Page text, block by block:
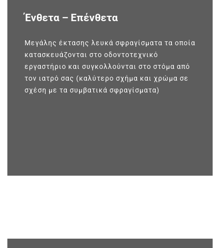
Ένθετα – Επένθετα
Μεγάλης έκτασης λευκά σφραγίσματα τα οποία
κατασκευάζονται στο οδοντοτεχνικό
εργαστήριο και συγκολλούνται στο στόμα από
τον ιατρό σας (καλύτερο σχήμα και χρώμα σε
σχέση με τα συμβατικά σφραγίσματα)